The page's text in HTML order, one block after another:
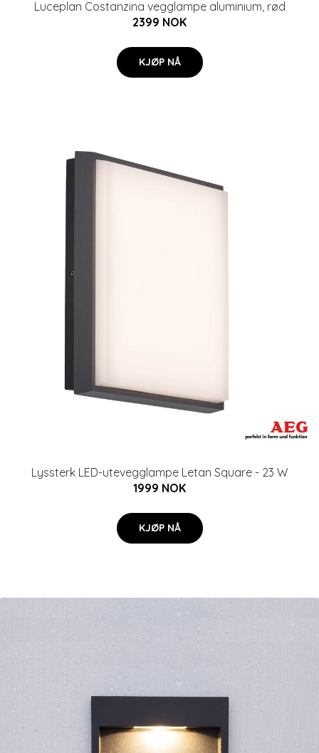
Luceplan Costanzina vegglampe aluminium, rød
2399 NOK
KJØP NÅ
Lyssterk LED-utevegglampe Letan Square - 23 W
1999 NOK
KJØP NÅ